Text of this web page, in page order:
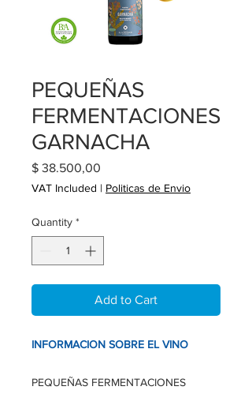
PEQUEÑAS
FERMENTACIONES
GARNACHA
$ 38.500,00
VAT Included | Politicas de Envio
Quantity *
Add to Cart
INFORMACION SOBRE EL VINO
PEQUEÑAS FERMENTACIONES